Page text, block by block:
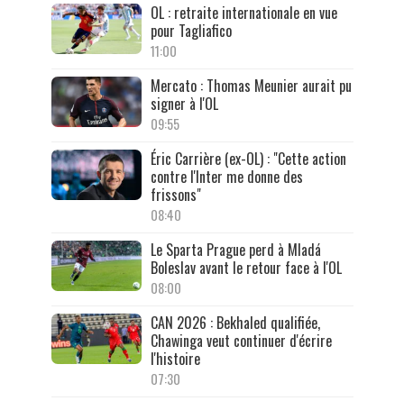
OL : retraite internationale en vue
pour Tagliafico
11:00
Mercato : Thomas Meunier aurait pu
signer à l'OL
09:55
Éric Carrière (ex-OL) : "Cette action
contre l'Inter me donne des
frissons"
08:40
Le Sparta Prague perd à Mladá
Boleslav avant le retour face à l'OL
08:00
CAN 2026 : Bekhaled qualifiée,
Chawinga veut continuer d'écrire
l'histoire
07:30